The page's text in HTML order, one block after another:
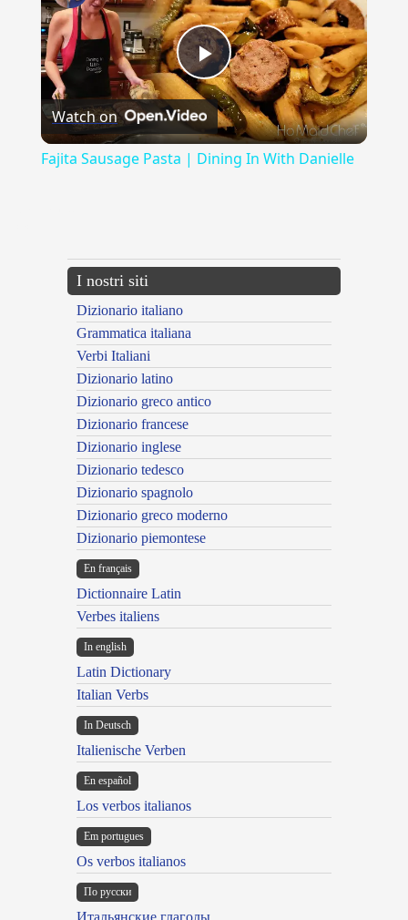
Play
Video
Watch on
Fajita Sausage Pasta | Dining In With Danielle
I nostri siti
Dizionario italiano
Grammatica italiana
Verbi Italiani
Dizionario latino
Dizionario greco antico
Dizionario francese
Dizionario inglese
Dizionario tedesco
Dizionario spagnolo
Dizionario greco moderno
Dizionario piemontese
En français
Dictionnaire Latin
Verbes italiens
In english
Latin Dictionary
Italian Verbs
In Deutsch
Italienische Verben
En español
Los verbos italianos
Em portugues
Os verbos italianos
По русски